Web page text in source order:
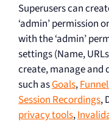
Superusers can
‘admin’ permission
with the ‘admin’
settings (Name,
create, manage and
such asGoals,
Session Recordings,
privacy tools,